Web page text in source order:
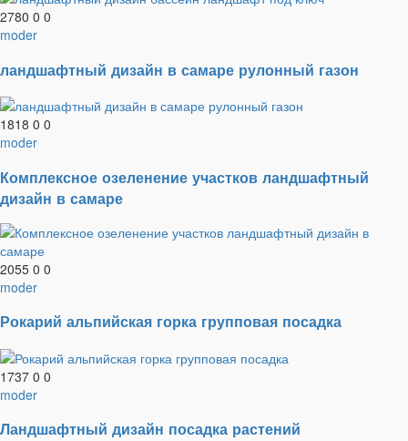
2780 0 0
moder
ландшафтный дизайн в самаре рулонный газон
1818 0 0
moder
Комплексное озеленение участков ландшафтный
дизайн в самаре
2055 0 0
moder
Рокарий альпийская горка групповая посадка
1737 0 0
moder
Ландшафтный дизайн посадка растений